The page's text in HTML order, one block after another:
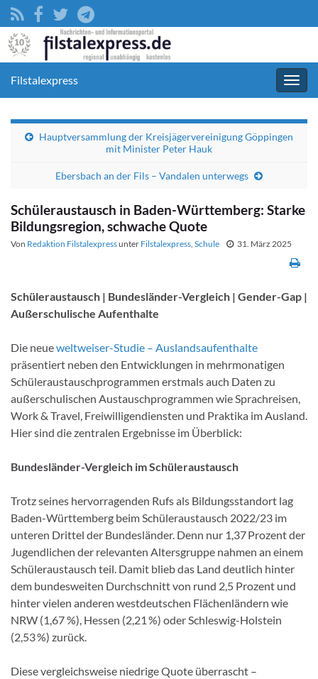
Filstalexpress
Hauptversammlung der Kreisjägervereinigung Göppingen
mit Minister Peter Hauk
Ebersbach an der Fils – Vandalen unterwegs
Schüleraustausch in Baden-Württemberg: Starke
Bildungsregion, schwache Quote
Von Redaktion Filstalexpressunter Filstalexpress, Schule 31. März 2025
Schüleraustausch | Bundesländer-Vergleich | Gender-Gap |
Außerschulische Aufenthalte
Die neueweltweiser-Studie – Auslandsaufenthalte
präsentiert neben den Entwicklungen in mehrmonatigen
Schüleraustauschprogrammen erstmals auch Daten zu
außerschulischen Austauschprogrammen wie Sprachreisen,
Work & Travel, Freiwilligendiensten und Praktika im Ausland.
Hier sind die zentralen Ergebnisse im Überblick:
Bundesländer-Vergleich im Schüleraustausch
Trotz seines hervorragenden Rufs als Bildungsstandort lag
Baden-Württemberg beim Schüleraustausch 2022/23 im
unteren Drittel der Bundesländer. Denn nur 1,37 Prozent der
Jugendlichen der relevanten Altersgruppe nahmen an einem
Schüleraustausch teil. Damit blieb das Land deutlich hinter
dem bundesweiten Durchschnitt von rund 2,5 Prozent und
hinter vielen anderen westdeutschen Flächenländern wie
NRW (1,67 %), Hessen (2,21 %) oder Schleswig-Holstein
(2,53 %) zurück.
Diese vergleichsweise niedrige Quote überrascht –